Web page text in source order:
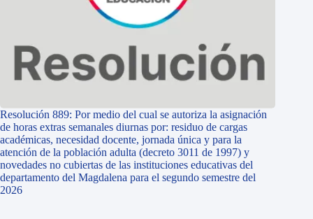
Resolución 889: Por medio del cual se autoriza la asignación
de horas extras semanales diurnas por: residuo de cargas
académicas, necesidad docente, jornada única y para la
atención de la población adulta (decreto 3011 de 1997) y
novedades no cubiertas de las instituciones educativas del
departamento del Magdalena para el segundo semestre del
2026